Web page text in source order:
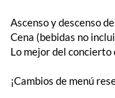
Ascenso y descenso
Cena (bebidas no
Lo mejor del
¡Cambios de menú